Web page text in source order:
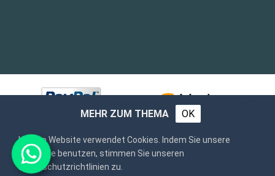
MEHR ZUM THEMA OK
Unsere Website verwendet Cookies. Indem Sie unsere
Webseite benutzen, stimmen Sie unseren
Datenschutzrichtlinien zu.